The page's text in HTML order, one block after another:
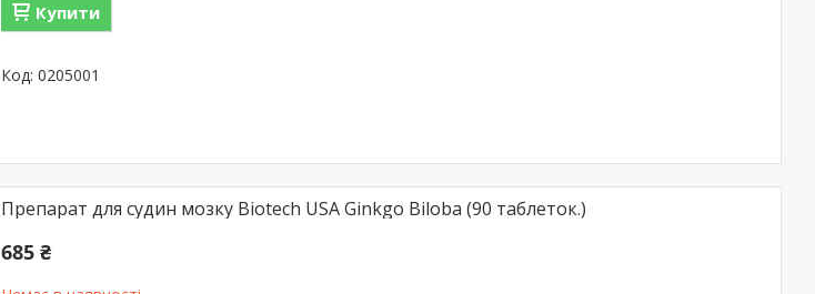
Купити
0205001
Препарат для судин мозку Biotech USA Ginkgo Biloba (90 таблеток.)
685 ₴